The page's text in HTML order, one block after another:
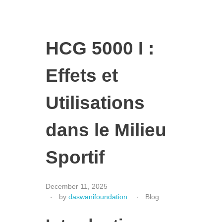
HCG 5000 I :
Effets et
Utilisations
dans le Milieu
Sportif
December 11, 2025
by daswanifoundation Blog